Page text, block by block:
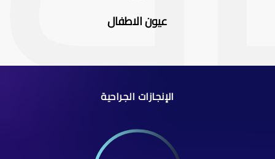
عيون الاطفال
الإنجازات الجراحية